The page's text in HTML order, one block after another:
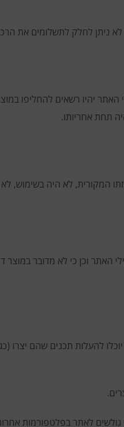
יהיו רשאים להחליפו
תחת אחריותו.
את המוצר/ים שרכש תוך 14 יום כשהמוצר ארוז
וכן כי לא מדובר במוצר
תכנים שהם יצרו
לאתר בפלטפורמות